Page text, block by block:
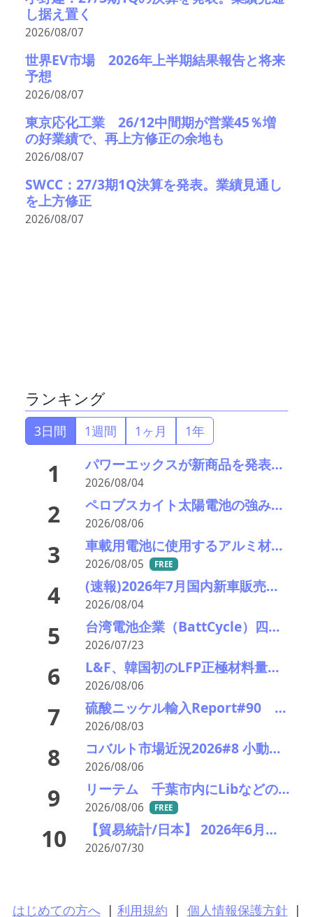
し据え置く
2026/08/07
世界EV市場 2026年上半期結果報告と将来
予想
2026/08/07
東京応化工業 26/12中間期が営業45％増
の好業績で、再上方修正の余地も
2026/08/07
SWCC：27/3期1Q決算を発表。業績見通し
を上方修正
2026/08/07
ランキング
3日間 1週間 1ヶ月 1年
1 パワーエックスが新商品を発表―大型蓄電とワンパッケージを訴求
2026/08/04
2 ペロブスカイト太陽電池の強みはリサイクル性にあり―東大の瀬川氏がエコプレミアムクラブで講演
2026/08/06
3 車載用電池に使用するアルミ材の水平リサイクルを実現―PPES・日本軽金属・冨士発條・PEX
2026/08/05 FREE
4 (速報)2026年7月国内新車販売 41万7千台 前年同月比7%増加 4か月連続プラス
2026/08/04
5 台湾電池企業（BattCycle）四国に蓄電池リサイクル工場を建設 日台の重要鉱物協力の一環に 阪和興業も参画
2026/07/23
6 L&F、韓国初のLFP正極材料量産ラインを稼働 「非中国」ESS供給網で先行
2026/08/06
7 硫酸ニッケル輸入Report#90 2026年中盤輸入回復の兆し
2026/08/03
8 コバルト市場近況2026#8 小動き、オフシーズンで薄商い 電池向けはLFPリサイクルが重荷
2026/08/06
9 リーテム 千葉市内にLibなどの小型充電式電池回収ボックスを新たに15カ所設置
2026/08/06 FREE
10 【貿易統計/日本】 2026年6月の廃バッテリー輸出推移統計
2026/07/30
はじめての方へ | 利用規約 | 個人情報保護方針 |